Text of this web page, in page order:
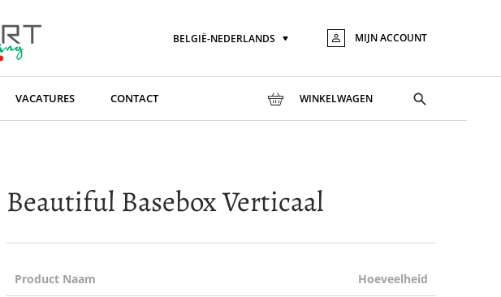
de
Taal
BELGIË-NEDERLANDS MIJN ACCOUNT
VACATURES CONTACT WINKELWAGEN
Toggle
search
Beautiful Basebox Verticaal
Product Naam Hoeveelheid